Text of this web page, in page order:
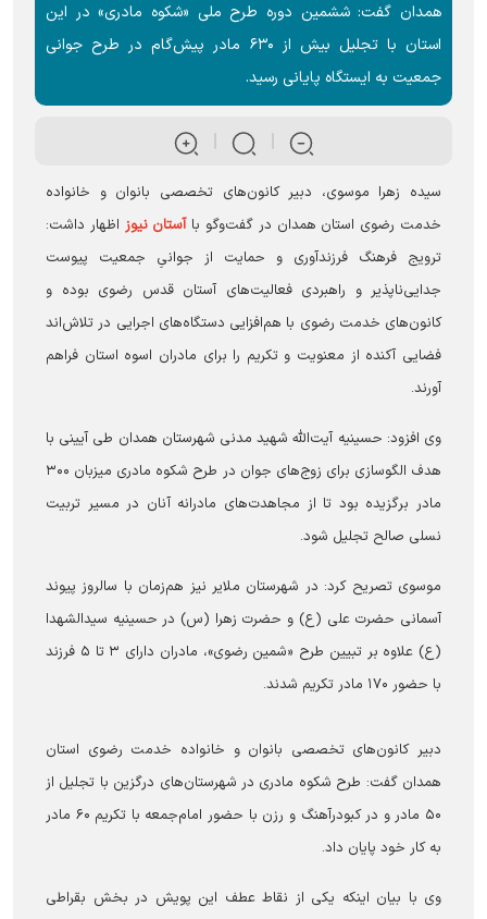
همدان گفت: ششمین دوره طرح ملی «شکوه مادری» در این
استان با تجلیل بیش از ۶۳۰ مادر پیش‌گام در طرح جوانی
جمعیت به ایستگاه پایانی رسید.
سیده زهرا موسوی، دبیر کانون‌های تخصصی بانوان و خانواده
خدمت رضوی استان همدان در گفت‌وگو باآستان نیوز اظهار داشت:
ترویج فرهنگ فرزندآوری و حمایت از جوانیِ جمعیت پیوست
جدایی‌ناپذیر و راهبردی فعالیت‌های آستان قدس رضوی بوده و
کانون‌های خدمت رضوی با هم‌افزایی دستگاه‌های اجرایی در تلاش‌اند
فضایی آکنده از معنویت و تکریم را برای مادران اسوه استان فراهم
آورند.
وی افزود: حسینیه آیت‌الله شهید مدنی شهرستان همدان طی آیینی با
هدف الگوسازی برای زوج‌های جوان در طرح شکوه مادری میزبان ۳۰۰
مادر برگزیده بود تا از مجاهدت‌های مادرانه آنان در مسیر تربیت
نسلی صالح تجلیل شود.
موسوی تصریح کرد: در شهرستان ملایر نیز هم‌زمان با سالروز پیوند
آسمانی حضرت علی (ع) و حضرت زهرا (س) در حسینیه سیدالشهدا
(ع) علاوه بر تبیین طرح «شمین رضوی»، مادران دارای ۳ تا ۵ فرزند
با حضور ۱۷۰ مادر تکریم شدند.
دبیر کانون‌های تخصصی بانوان و خانواده خدمت رضوی استان
همدان گفت: طرح شکوه مادری در شهرستان‌های درگزین با تجلیل از
۵۰ مادر و در کبودرآهنگ و رزن با حضور امام‌جمعه با تکریم ۶۰ مادر
به کار خود پایان داد.
وی با بیان اینکه یکی از نقاط عطف این پویش در بخش بقراطی